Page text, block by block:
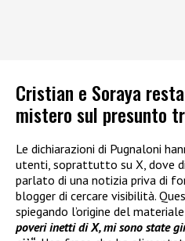
Cristian e Soraya
mistero sul presunto
Le dichiarazioni di Pugnaloni
utenti, soprattutto su X, dove
parlato di una notizia priva di
blogger di cercare visibilità.
spiegando l’origine del
poveri inetti di X, mi sono state